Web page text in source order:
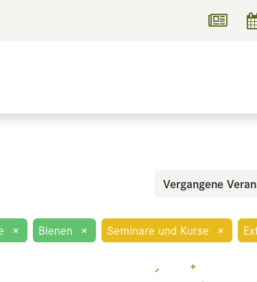
Vergangene
× Bienen × Seminare und Kurse ×